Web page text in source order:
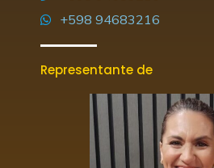
+598 94683216
Representante de